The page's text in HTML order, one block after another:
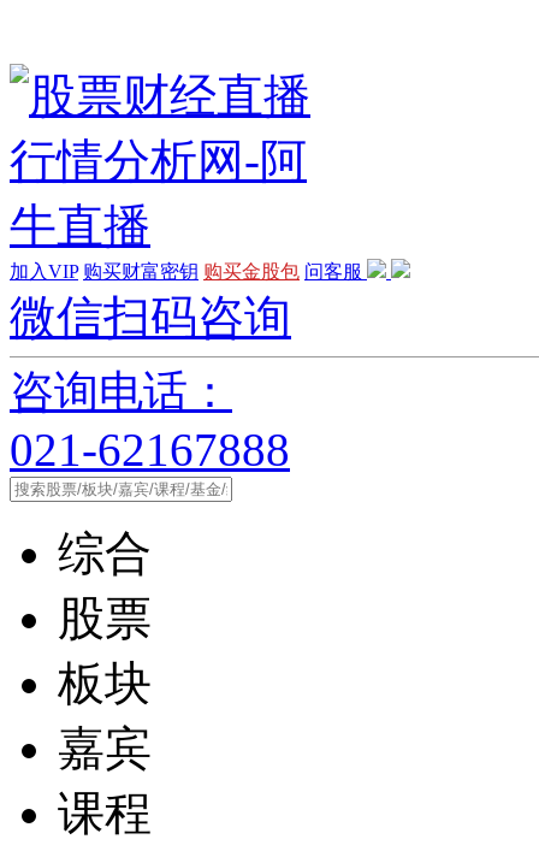
加入VIP 购买财富密钥 购买金股包 问客服
微信扫码咨询
咨询电话：
021-62167888
综合
股票
板块
嘉宾
课程